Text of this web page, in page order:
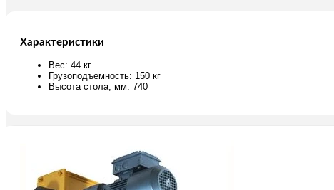
Характеристики
Вес: 44 кг
Грузоподъемность: 150 кг
Высота стола, мм: 740